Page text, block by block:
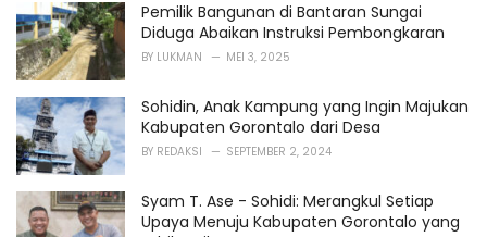
Pemilik Bangunan di Bantaran Sungai
Diduga Abaikan Instruksi Pembongkaran
BY LUKMAN MEI 3, 2025
Sohidin, Anak Kampung yang Ingin Majukan
Kabupaten Gorontalo dari Desa
BY REDAKSI SEPTEMBER 2, 2024
Syam T. Ase - Sohidi: Merangkul Setiap
Upaya Menuju Kabupaten Gorontalo yang